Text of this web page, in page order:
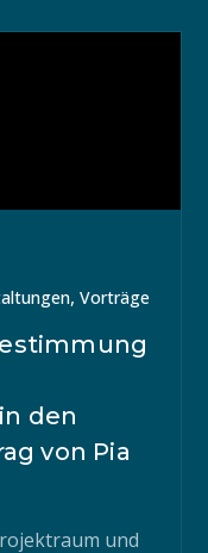
,Vorträge
den
von Pia
und